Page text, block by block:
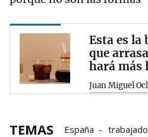
Esta es la
que
hará más
Juan Miguel
TEMAS España